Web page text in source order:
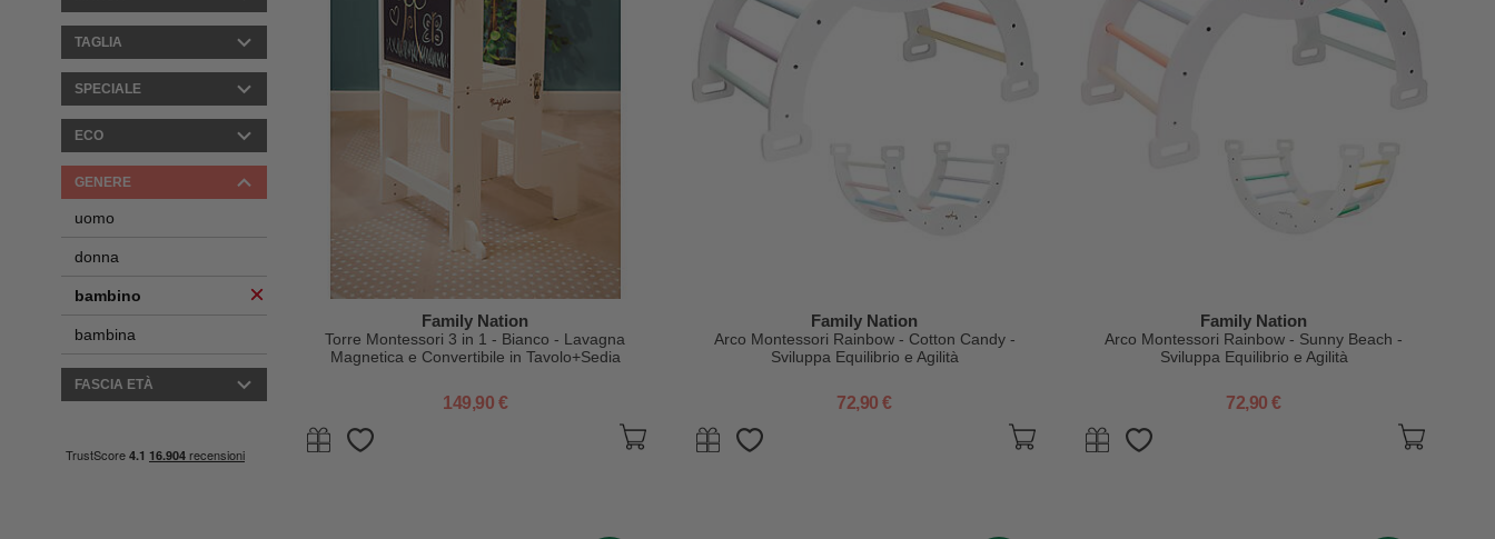
TAGLIA
SPECIALE
ECO
GENERE
uomo
donna
bambino
bambina
FASCIA ETÀ
Family Nation
Torre Montessori 3 in 1 - Bianco - Lavagna
Magnetica e Convertibile in Tavolo+Sedia
149,90 €
Family Nation
Arco Montessori Rainbow - Cotton Candy -
Sviluppa Equilibrio e Agilità
72,90 €
Family Nation
Arco Montessori Rainbow - Sunny Beach -
Sviluppa Equilibrio e Agilità
72,90 €